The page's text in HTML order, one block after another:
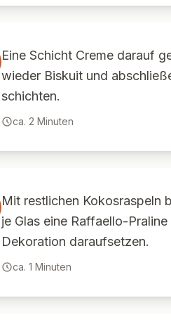
Eine Schicht Creme darauf
wieder Biskuit und
schichten.
ca. 2 Minuten
Mit restlichen Kokosraspeln
je Glas eine Raffaello-Praline
Dekoration daraufsetzen.
ca. 1 Minuten